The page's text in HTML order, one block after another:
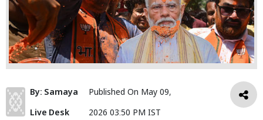
By: Samaya
Live Desk
Published On May 09,
2026 03:50 PM IST